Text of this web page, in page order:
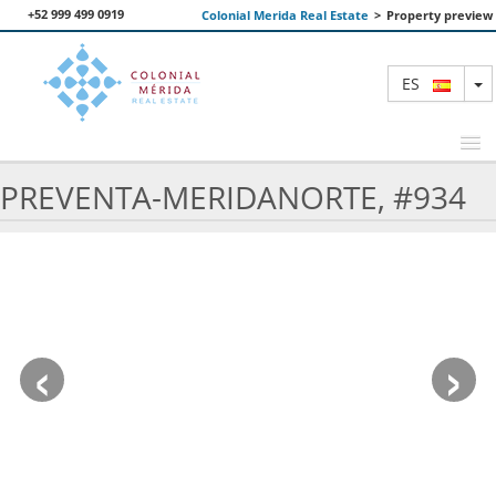
+52 999 499 0919 Colonial Merida Real Estate > Property preview
ES
PREVENTA-MERIDANORTE, #934
‹ ›